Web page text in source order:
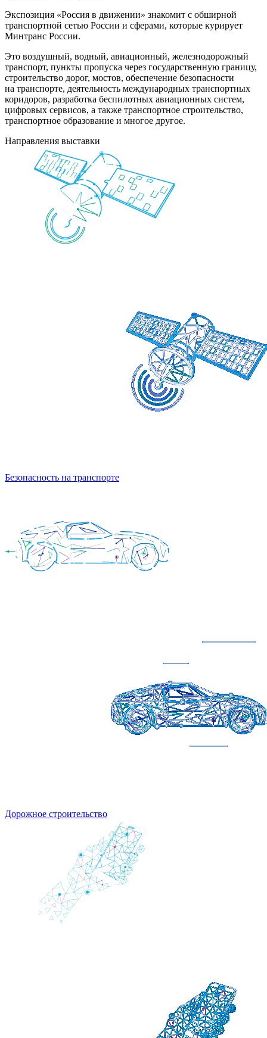
Экспозиция «Россия в движении» знакомит с обширной
транспортной сетью России и сферами, которые курирует
Минтранс России.
Это воздушный, водный, авиационный, железнодорожный
транспорт, пункты пропуска через государственную границу,
строительство дорог, мостов, обеспечение безопасности
на транспорте, деятельность международных транспортных
коридоров, разработка беспилотных авиационных систем,
цифровых сервисов, а также транспортное строительство,
транспортное образование и многое другое.
Направления выставки
Безопасность на транспорте
Дорожное строительство